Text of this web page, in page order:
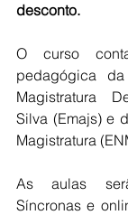
desconto.
O curso
pedagógica
Magistratura
Silva (Emajs) e
Magistratura
As aulas
Síncronas e